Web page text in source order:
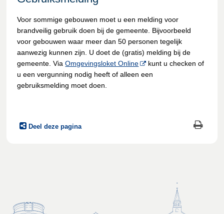
Voor sommige gebouwen moet u een melding voor
brandveilig gebruik doen bij de gemeente. Bijvoorbeeld
voor gebouwen waar meer dan 50 personen tegelijk
aanwezig kunnen zijn. U doet de (gratis) melding bij de
gemeente. ViaOmgevingsloket Online
kunt u checken of
u een vergunning nodig heeft of alleen een
gebruiksmelding moet doen.
Deel deze pagina